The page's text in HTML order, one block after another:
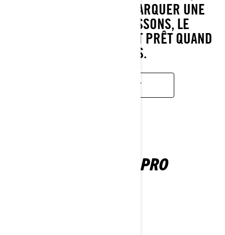
AUX SENTIERS OU DÉBARQUER UNE
CARGAISON DE POISSONS, LE
OUTLANDER 500/700 EST PRÊT QUAND
VOUS L'ÊTES.
EN SAVOIR PLUS
OUTLANDER PRO